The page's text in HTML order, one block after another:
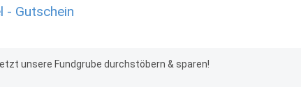
- Gutschein
unsere Fundgrube durchstöbern & sparen!